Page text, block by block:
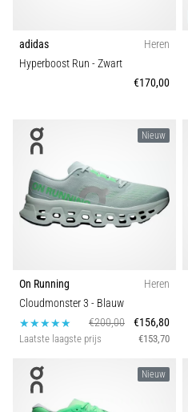
snelheid,
en
richtingsveranderingen.
deze
correct
uit,
waar…
7 min. lezen
Hardlopersknie:
Oorzaken,
Preventie
Comfort en demping
adidas
Heren
Hyperboost Run - Zwart
€170,00
Nieuw
On Running
Heren
Cloudmonster 3 - Blauw
€200,00
€156,80
Laatste laagste prijs €153,70
Nieuw